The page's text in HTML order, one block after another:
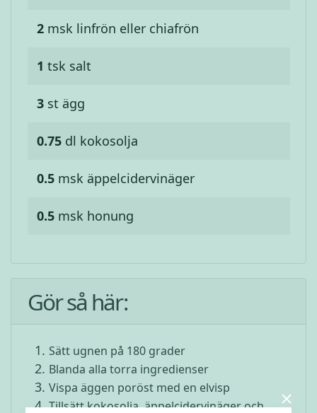
2 msk linfrön eller chiafrön
1 tsk salt
3 st ägg
0.75 dl kokosolja
0.5 msk äppelcidervinäger
0.5 msk honung
Gör så här:
Sätt ugnen på 180 grader
Blanda alla torra ingredienser
Vispa äggen poröst med en elvisp
Tillsätt kokosolja, äppelcidervinäger och